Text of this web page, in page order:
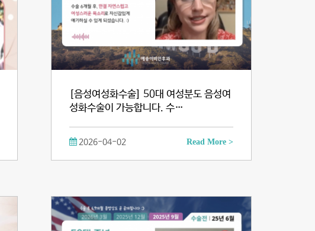
[음성여성화수술] 50대 여성분도 음성여
성화수술이 가능합니다. 수…
2026-04-02 Read More >